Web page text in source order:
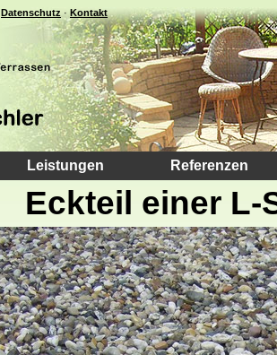
Datenschutz · Kontakt
Leistungen Referenzen
Eckteil einer L-